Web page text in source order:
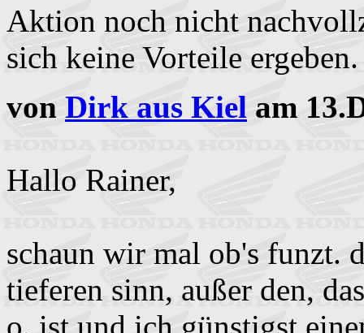
Aktion noch nicht
sich keine Vorteile ergeben.
von Dirk aus Kiel am
Hallo Rainer,
schaun wir mal ob's funzt.
tieferen sinn, außer den,